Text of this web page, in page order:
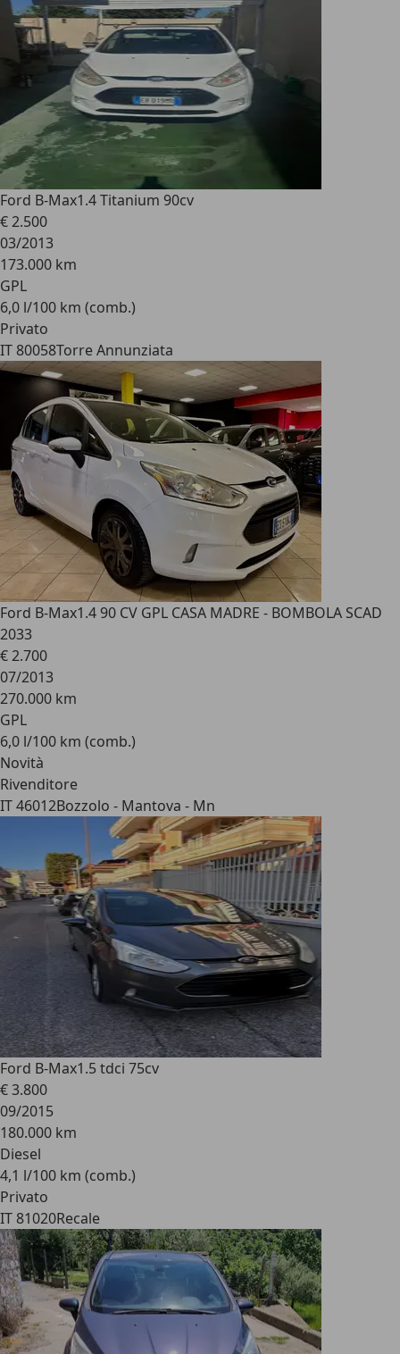
Ford B-Max1.4 Titanium 90cv
€ 2.500
03/2013
173.000 km
GPL
6,0 l/100 km (comb.)
Privato
IT 80058Torre Annunziata
Ford B-Max1.4 90 CV GPL CASA MADRE - BOMBOLA SCAD
2033
€ 2.700
07/2013
270.000 km
GPL
6,0 l/100 km (comb.)
Novità
Rivenditore
IT 46012Bozzolo - Mantova - Mn
Ford B-Max1.5 tdci 75cv
€ 3.800
09/2015
180.000 km
Diesel
4,1 l/100 km (comb.)
Privato
IT 81020Recale